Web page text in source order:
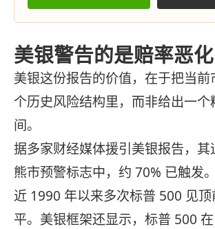
美银警告的是赔率恶化
美银这份报告的价值，在于把当
个历史风险结构里，而非给出一个
间。
据多家财经媒体援引美银报告，
熊市预警标志中，约 70% 已触发
近 1990 年以来多次标普 500 见
平。美银框架还显示，标普 500